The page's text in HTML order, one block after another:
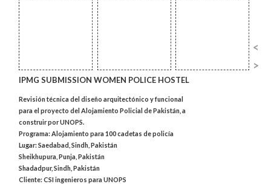
IPMG SUBMISSION WOMEN POLICE HOSTEL
Revisión técnica del diseño arquitectónico y funcional
para el proyecto del Alojamiento Policial de Pakistán, a
construir por UNOPS.
Programa: Alojamiento para 100 cadetas de policía
Lugar: Saedabad, Sindh, Pakistán
Sheikhupura, Punja, Pakistán
Shadadpur, Sindh, Pakistán
Cliente: CSI ingenieros para UNOPS
<
>